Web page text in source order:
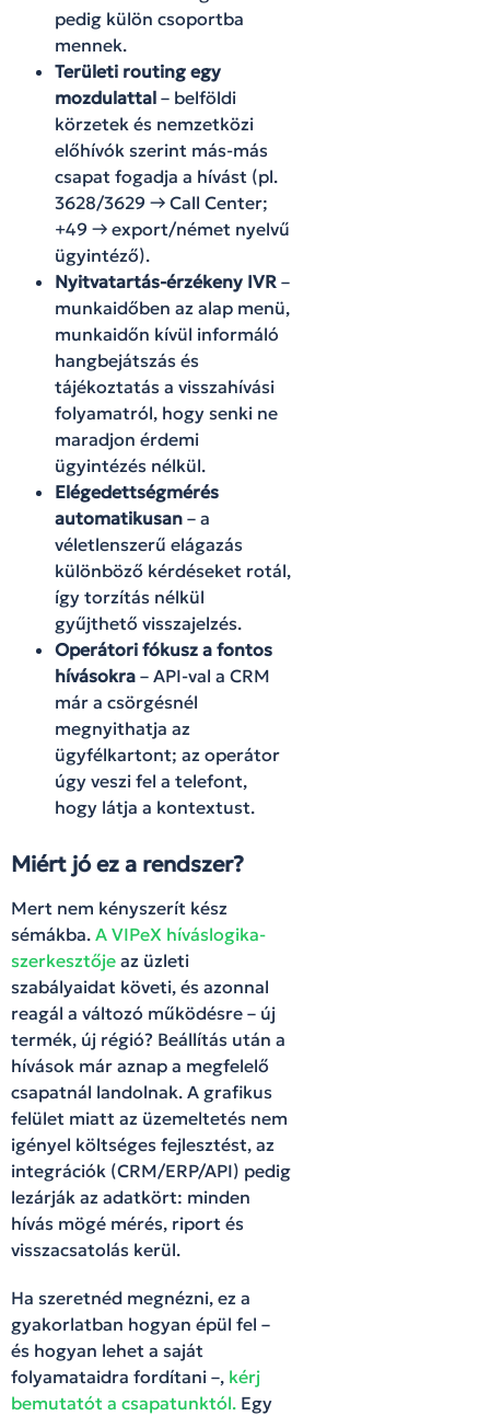
pedig külön csoportba
mennek.
Területi routing egy
mozdulattal – belföldi
körzetek és nemzetközi
előhívók szerint más-más
csapat fogadja a hívást (pl.
3628/3629 → Call Center;
+49 → export/német nyelvű
ügyintéző).
Nyitvatartás-érzékeny IVR –
munkaidőben az alap menü,
munkaidőn kívül informáló
hangbejátszás és
tájékoztatás a visszahívási
folyamatról, hogy senki ne
maradjon érdemi
ügyintézés nélkül.
Elégedettségmérés
automatikusan – a
véletlenszerű elágazás
különböző kérdéseket rotál,
így torzítás nélkül
gyűjthető visszajelzés.
Operátori fókusz a fontos
hívásokra – API-val a CRM
már a csörgésnél
megnyithatja az
ügyfélkartont; az operátor
úgy veszi fel a telefont,
hogy látja a kontextust.
Miért jó ez a rendszer?
Mert nem kényszerít kész
sémákba. A VIPeX híváslogika-
szerkesztője az üzleti
szabályaidat követi, és azonnal
reagál a változó működésre – új
termék, új régió? Beállítás után a
hívások már aznap a megfelelő
csapatnál landolnak. A grafikus
felület miatt az üzemeltetés nem
igényel költséges fejlesztést, az
integrációk (CRM/ERP/API) pedig
lezárják az adatkört: minden
hívás mögé mérés, riport és
visszacsatolás kerül.
Ha szeretnéd megnézni, ez a
gyakorlatban hogyan épül fel –
és hogyan lehet a saját
folyamataidra fordítani –, kérj
bemutatót a csapatunktól. Egy